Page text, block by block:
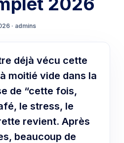
· admins
déjà vécu cette
moitié vide dans la
de “cette fois,
le stress, le
revient. Après
beaucoup de